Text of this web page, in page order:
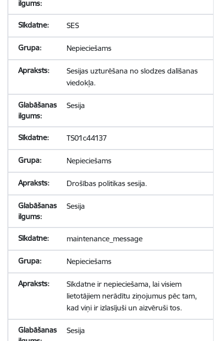
SES
Nepieciešams
Sesijas uzturēšana no slodzes dalīšanas
viedokļa.
Sesija
TS01c44137
Nepieciešams
Drošības politikas sesija.
Sesija
maintenance_message
Nepieciešams
Sīkdatne ir nepieciešama, lai visiem
lietotājiem nerādītu ziņojumus pēc tam,
kad viņi ir izlasījuši un aizvēruši tos.
Sesija